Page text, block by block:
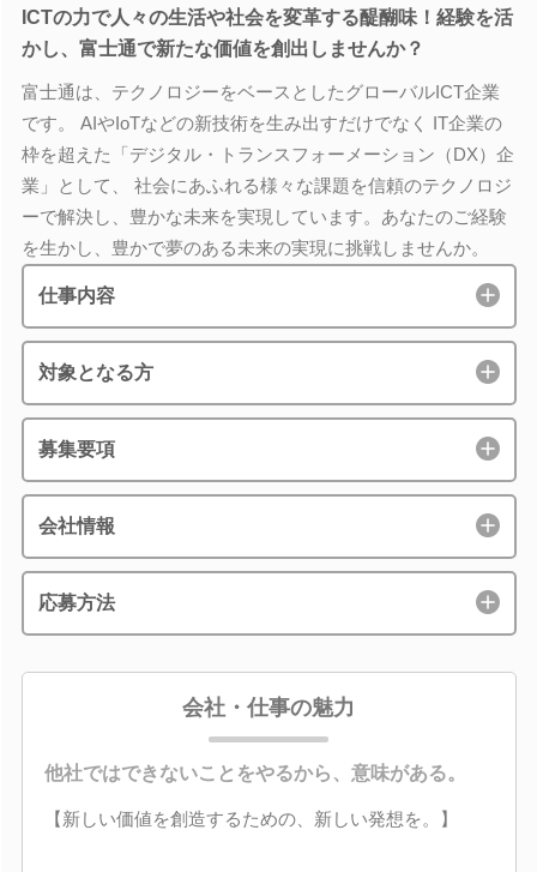
ICTの力で人々の生活や社会を変革する醍醐味！経験を活
かし、富士通で新たな価値を創出しませんか？
富士通は、テクノロジーをベースとしたグローバルICT企業
です。 AIやIoTなどの新技術を生み出すだけでなく IT企業の
枠を超えた「デジタル・トランスフォーメーション（DX）企
業」として、 社会にあふれる様々な課題を信頼のテクノロジ
ーで解決し、豊かな未来を実現しています。あなたのご経験
を生かし、豊かで夢のある未来の実現に挑戦しませんか。
仕事内容
対象となる方
募集要項
会社情報
応募方法
会社・仕事の魅力
他社ではできないことをやるから、意味がある。
【新しい価値を創造するための、新しい発想を。】